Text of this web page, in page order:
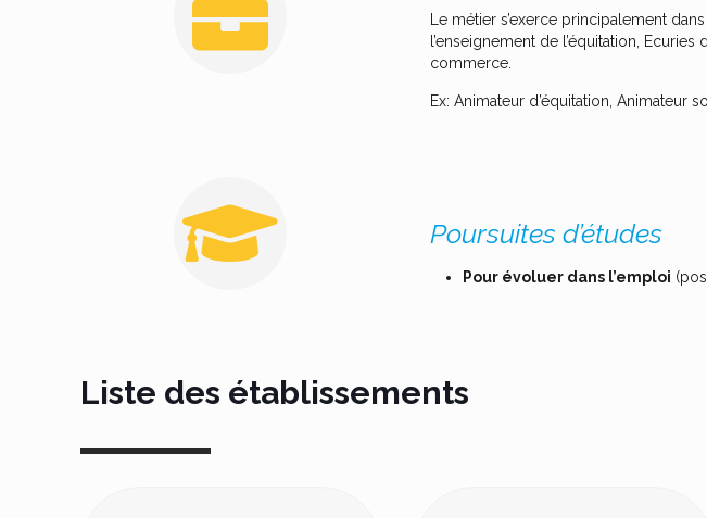
Le métier s’exerce principalement
l’enseignement de l’équitation,
commerce.
Ex: Animateur d’équitation, Animateur
Poursuites d’études
Pour évoluer dans l’emploi
Liste des établissements